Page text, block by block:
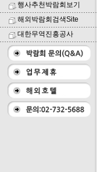
행사추천박람회보기
해외박람회검색Site
대한무역진흥공사